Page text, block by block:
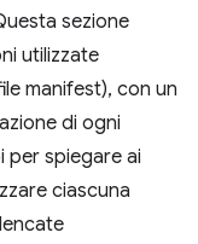
sezione
utilizzate
manifest), con un
di ogni
per spiegare ai
ciascuna